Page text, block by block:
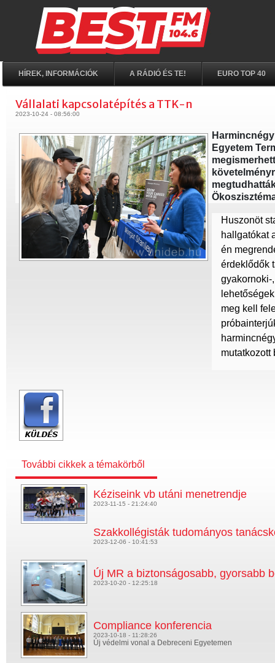
HÍREK, INFORMÁCIÓK A RÁDIÓ ÉS TE! EURO TOP 40
Vállalati kapcsolatépítés a TTK-n
2023-10-24 - 08:56:00
Egyetem
Huszonöt
hallgatókat
én
érdeklődők
gyakornoki-
meg kell
mutatkozott
További cikkek a témakörből
Kéziseink vb utáni menetrendje
2023-11-15 - 21:24:40
Szakkollégisták tudományos
2023-12-06 - 10:41:53
Új MR a biztonságosabb, gyorsabb
2023-10-20 - 12:25:18
Compliance konferencia
2023-10-18 - 11:28:26
Új védelmi vonal a Debreceni Egyetemen